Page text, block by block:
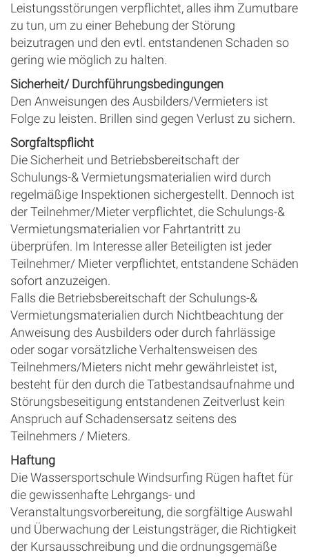
Leistungsstörungen verpflichtet, alles ihm Zumutbare
zu tun, um zu einer Behebung der Störung
beizutragen und den evtl. entstandenen Schaden so
gering wie möglich zu halten.
Sicherheit/ Durchführungsbedingungen
Den Anweisungen des Ausbilders/Vermieters ist
Folge zu leisten. Brillen sind gegen Verlust zu sichern.
Sorgfaltspflicht
Die Sicherheit und Betriebsbereitschaft der
Schulungs-& Vermietungsmaterialien wird durch
regelmäßige Inspektionen sichergestellt. Dennoch ist
der Teilnehmer/Mieter verpflichtet, die Schulungs-&
Vermietungsmaterialien vor Fahrtantritt zu
überprüfen. Im Interesse aller Beteiligten ist jeder
Teilnehmer/ Mieter verpflichtet, entstandene Schäden
sofort anzuzeigen.
Falls die Betriebsbereitschaft der Schulungs-&
Vermietungsmaterialien durch Nichtbeachtung der
Anweisung des Ausbilders oder durch fahrlässige
oder sogar vorsätzliche Verhaltensweisen des
Teilnehmers/Mieters nicht mehr gewährleistet ist,
besteht für den durch die Tatbestandsaufnahme und
Störungsbeseitigung entstandenen Zeitverlust kein
Anspruch auf Schadensersatz seitens des
Teilnehmers / Mieters.
Haftung
Die Wassersportschule Windsurfing Rügen haftet für
die gewissenhafte Lehrgangs- und
Veranstaltungsvorbereitung, die sorgfältige Auswahl
und Überwachung der Leistungsträger, die Richtigkeit
der Kursausschreibung und die ordnungsgemäße